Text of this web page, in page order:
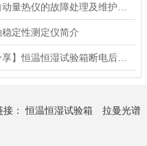
定性测定仪简介
接：恒温恒湿试验箱 拉曼光谱